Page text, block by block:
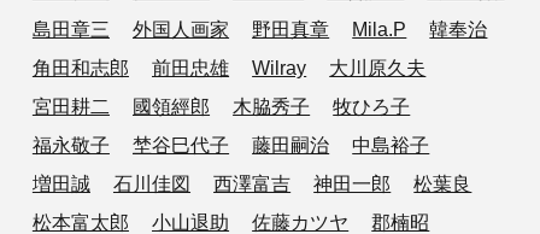
島田章三
外国人画家 野田真章 Mila.P
韓奉治
角田和志郎
前田忠雄 Wilray
大川原久夫
宮田耕二
國領經郎 木脇秀子
牧ひろ子
福永敬子
埜谷巳代子 藤田嗣治
中島裕子
増田誠
石川佳図 西澤富吉 神田一郎
松葉良
松本富太郎
小山退助 佐藤カツヤ
郡楠昭